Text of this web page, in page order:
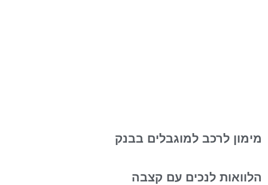
מימון לרכב למוגבלים בבנק
הלוואות לנכים עם קצבה